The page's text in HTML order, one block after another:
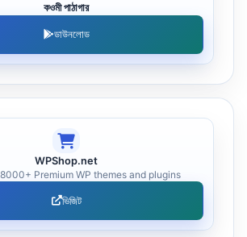
কওমী পাঠাগার
ডাউনলোড
WPShop.net
Premium WP themes and plugins
ভিজিট